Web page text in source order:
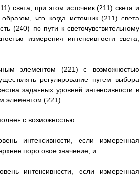
света, при этом источник (211) света и
что когда источник (211) света
(240) по пути к светочувствительному
измерения интенсивности света,
элементом (221) с возможностью
регулирование путем выбора
заданных уровней интенсивности в
элементом (221).
с возможностью:
интенсивности, если измеренная
пороговое значение; и
интенсивности, если измеренная